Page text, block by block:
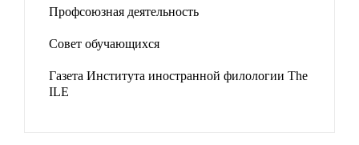
Профсоюзная деятельность
Совет обучающихся
Газета Института иностранной филологии The
ILE